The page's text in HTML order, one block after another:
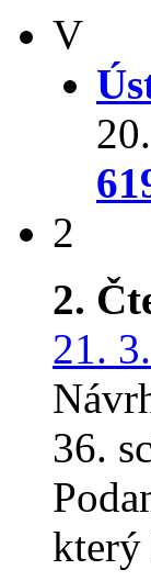
V
2
2.
21.
36.
který